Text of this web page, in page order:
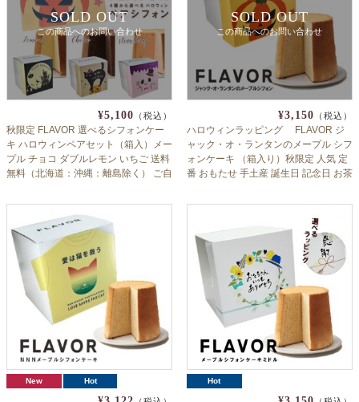
SOLD OUT
この商品へのお問い合わせ
¥5,100 （税込）
秋限定 FLAVOR 選べるシフォンケー
キ ハロウィンペアセット（箱入）メー
プル チョコ ダブルレモン いちご 送料
無料（北海道：沖縄：離島除く） ご自
SOLD OUT
この商品へのお問い合わせ
¥3,150 （税込）
ハロウィンラッピング FLAVOR ジ
ャック・オ・ランタンのメープル シフ
ォンケーキ （箱入り）秋限定 人気 定
番 おもたせ 手土産 誕生日 記念日 お茶
New Hot Hot